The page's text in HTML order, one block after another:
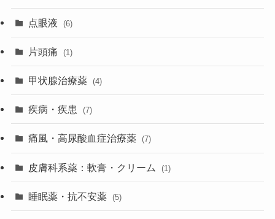
点眼液 (6)
片頭痛 (1)
甲状腺治療薬 (4)
疾病・疾患 (7)
痛風・高尿酸血症治療薬 (7)
皮膚科系薬：軟膏・クリーム (1)
睡眠薬・抗不安薬 (5)